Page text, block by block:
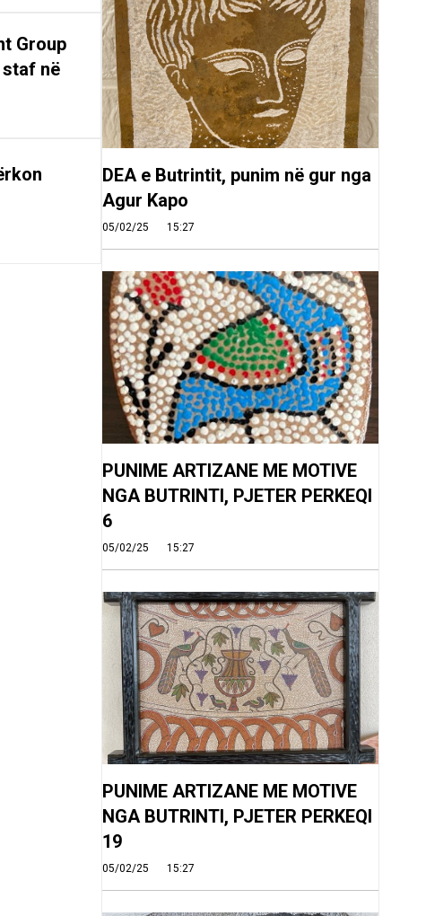
Group
në
DEA e Butrintit, punim në gur nga
Agur Kapo
05/02/25 15:27
PUNIME ARTIZANE ME MOTIVE
NGA BUTRINTI, PJETER PERKEQI
6
05/02/25 15:27
PUNIME ARTIZANE ME MOTIVE
NGA BUTRINTI, PJETER PERKEQI
19
05/02/25 15:27